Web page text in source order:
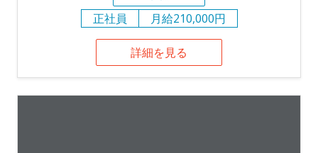
正社員
月給210,000円
詳細を見る